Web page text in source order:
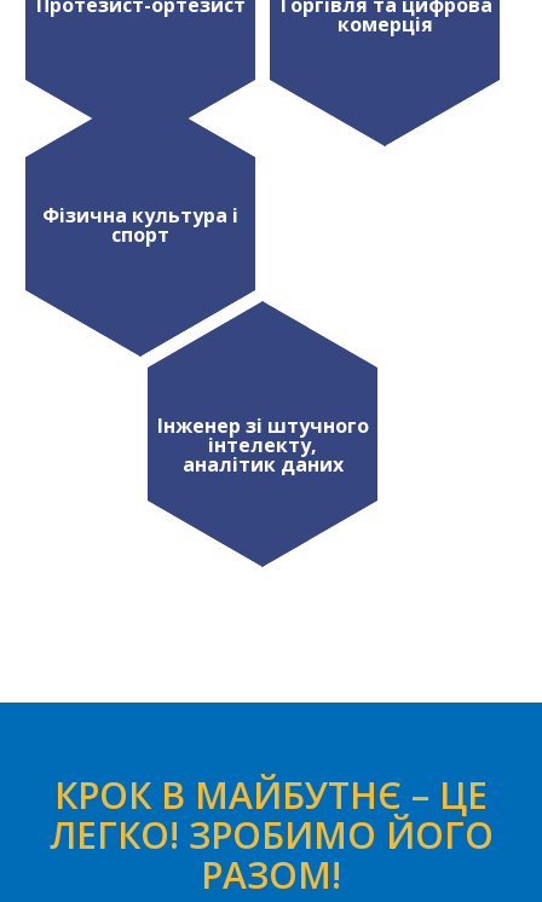
комерція
Фізична культура і
спорт
Інженер зі штучного
інтелекту,
аналітик даних
КРОК В МАЙБУТНЄ – ЦЕ
ЛЕГКО! ЗРОБИМО ЙОГО
РАЗОМ!